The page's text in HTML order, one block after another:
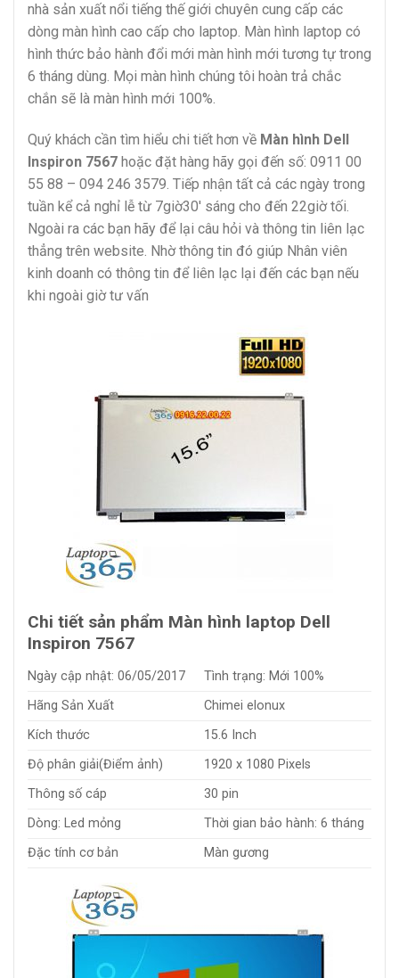
nhà sản xuất nổi tiếng thế giới chuyên cung cấp các
dòng màn hình cao cấp cho laptop. Màn hình laptop có
hình thức bảo hành đổi mới màn hình mới tương tự trong
6 tháng dùng. Mọi màn hình chúng tôi hoàn trả chắc
chắn sẽ là màn hình mới 100%.
Quý khách cần tìm hiểu chi tiết hơn về Màn hình Dell
Inspiron 7567 hoặc đặt hàng hãy gọi đến số: 0911 00
55 88 – 094 246 3579. Tiếp nhận tất cả các ngày trong
tuần kể cả nghỉ lễ từ 7giờ30′ sáng cho đến 22giờ tối.
Ngoài ra các bạn hãy để lại câu hỏi và thông tin liên lạc
thẳng trên website. Nhờ thông tin đó giúp Nhân viên
kinh doanh có thông tin để liên lạc lại đến các bạn nếu
khi ngoài giờ tư vấn
Chi tiết sản phẩm Màn hình laptop Dell
Inspiron 7567
Ngày cập nhật: 06/05/2017
Tình trạng: Mới 100%
Hãng Sản Xuất
Chimei elonux
Kích thước
15.6 Inch
Độ phân giải(Điểm ảnh)
1920 x 1080 Pixels
Thông số cáp
30 pin
Dòng: Led mỏng
Thời gian bảo hành: 6 tháng
Đặc tính cơ bản
Màn gương